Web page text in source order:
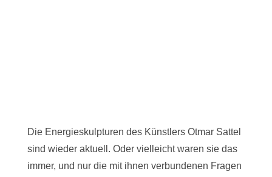
Die Energieskulpturen des Künstlers Otmar Sattel
sind wieder aktuell. Oder vielleicht waren sie das
immer, und nur die mit ihnen verbundenen Fragen